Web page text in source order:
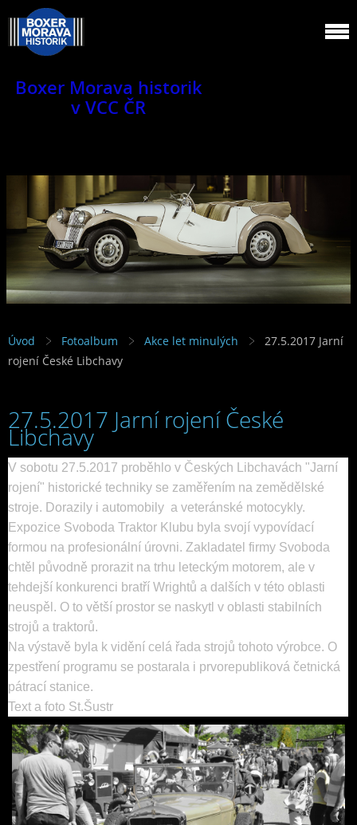
Boxer Morava historik
v VCC ČR
Jsme klub veteránů.
Úvod Fotoalbum Akce let minulých
27.5.2017 Jarní
rojení České Libchavy
27.5.2017 Jarní rojení České
Libchavy
V sobotu 27.5.2017 proběhlo v Českých Libchavách "Jarní
rojení" historické techniky se zaměřením na zemědělské
stroje. Dorazily i automobily a veteránské motocykly.
Expozice Svoboda Traktor Klubu byla svojí vypovídací
formou na profesionální úrovni. Zakladatel firmy Svoboda
chtěl původně prorazit na trhu leteckým motorem, ale v
tehdejší konkurenci bratří Wrightů a dalších v této oblasti
neuspěl. O to větší prostor se naskytl v oblasti stabilních
strojů a traktorů.
Na výstavě byla k vidění celá řada strojů tohoto výrobce. O
zpestření programu se postarala i prvorepubliková četnická
pátrací stanice.
Text a foto St.Šustr